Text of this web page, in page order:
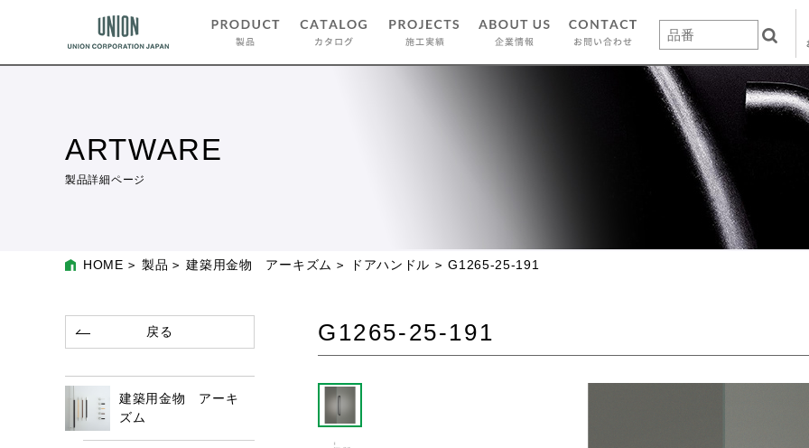
ARTWARE
製品詳細ページ
HOME 製品 建築用金物 アーキズム ドアハンドル G1265-25-191
G1265-25-191
戻る
建築用金物 アーキ
ズム